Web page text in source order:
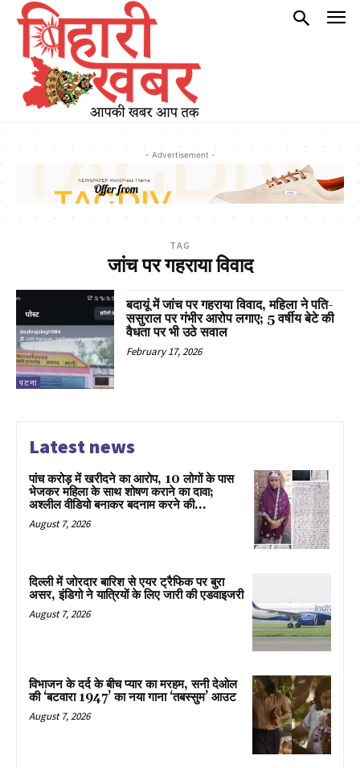
- Advertisement -
TAG
जांच पर गहराया विवाद
पटना
बदायूं में जांच पर गहराया विवाद, महिला ने पति-
ससुराल पर गंभीर आरोप लगाए; 5 वर्षीय बेटे की
वैधता पर भी उठे सवाल
February 17, 2026
Latest news
पांच करोड़ में खरीदने का आरोप, 10 लोगों के पास
भेजकर महिला के साथ शोषण कराने का दावा;
अश्लील वीडियो बनाकर बदनाम करने की...
August 7, 2026
दिल्ली में जोरदार बारिश से एयर ट्रैफिक पर बुरा
असर, इंडिगो ने यात्रियों के लिए जारी की एडवाइजरी
August 7, 2026
विभाजन के दर्द के बीच प्यार का मरहम, सनी देओल
की ‘बटवारा 1947’ का नया गाना ‘तबस्सुम’ आउट
August 7, 2026